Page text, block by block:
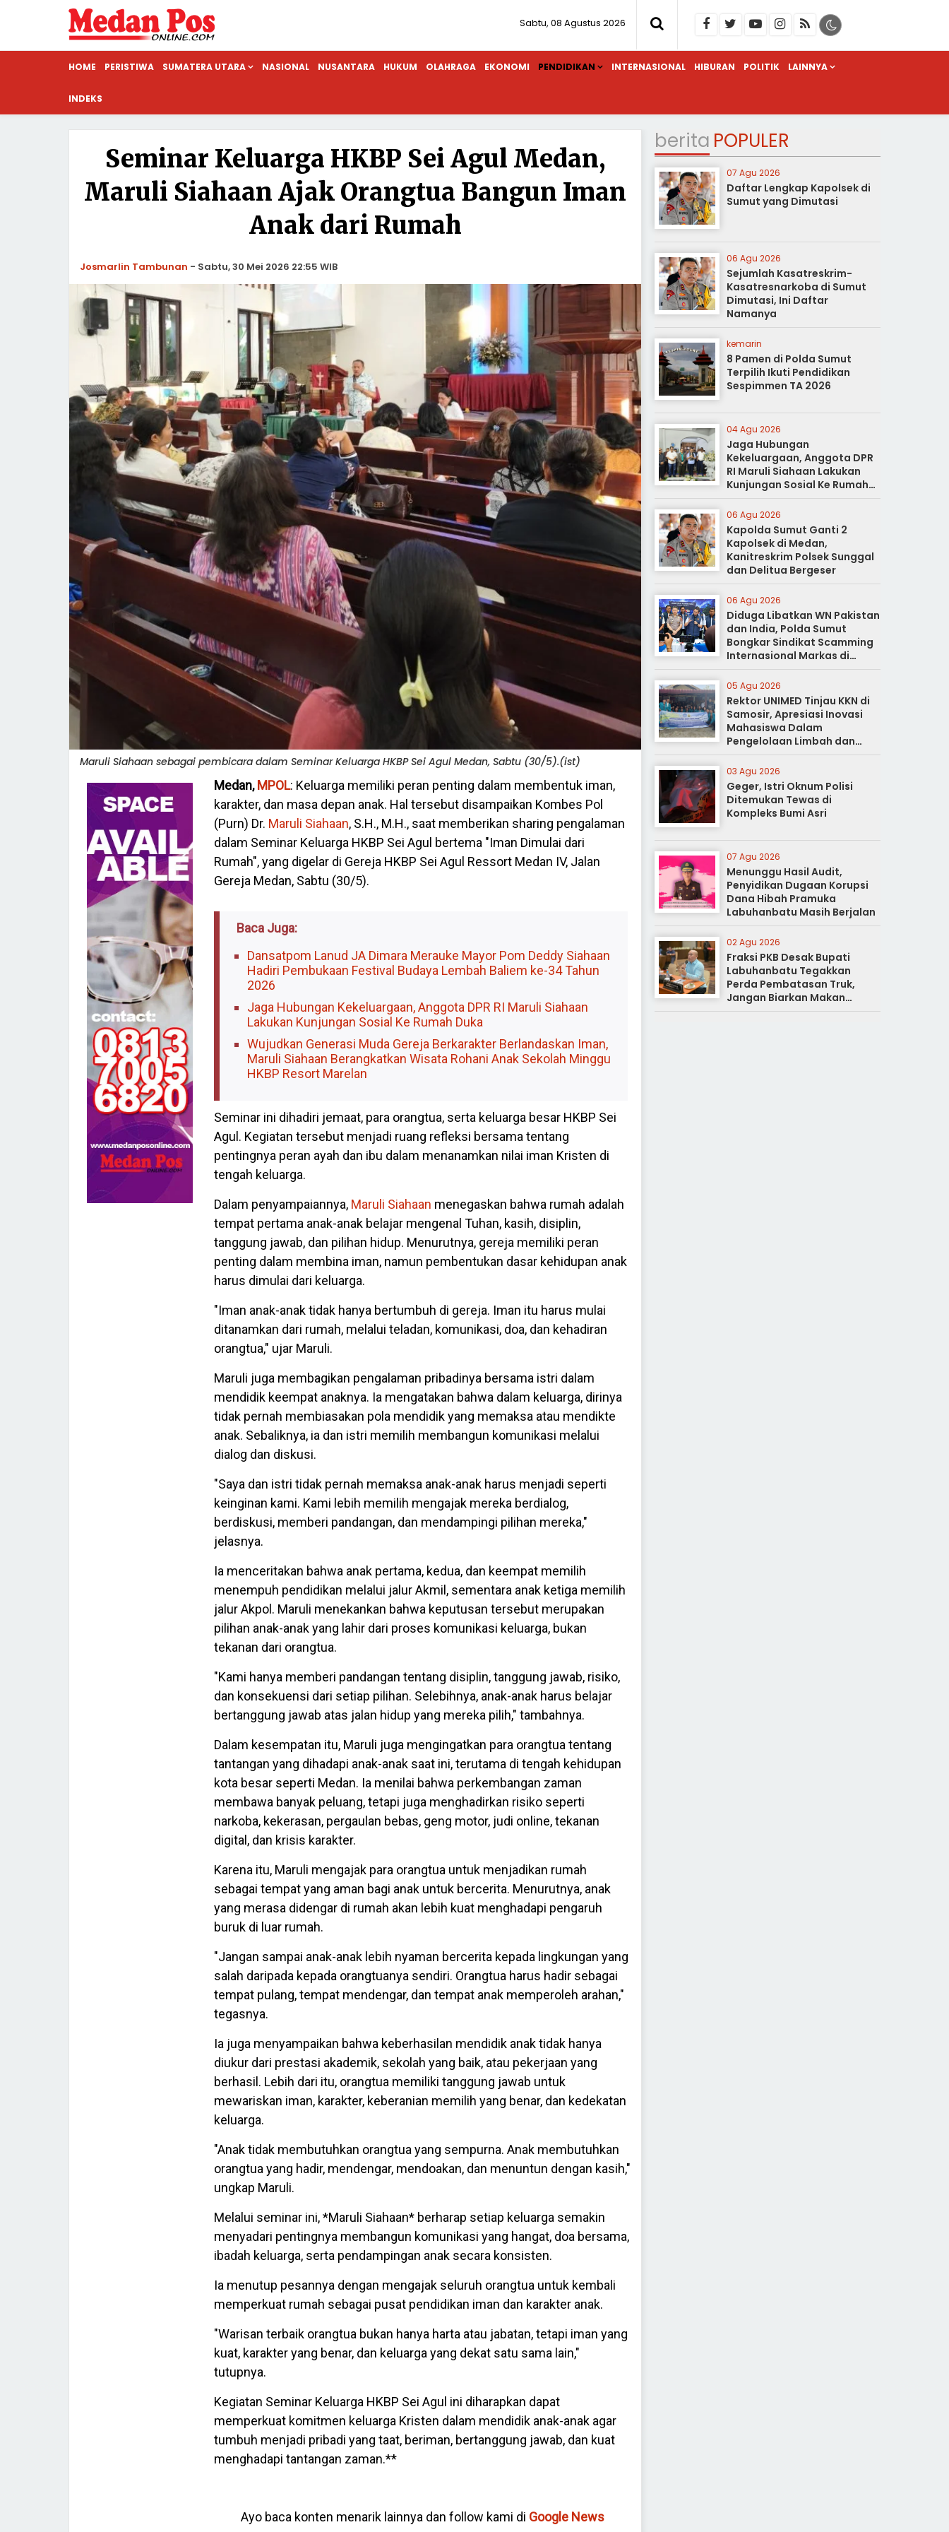
Sabtu, 08 Agustus 2026
HOME PERISTIWA SUMATERA UTARA NASIONAL NUSANTARA HUKUM OLAHRAGA EKONOMI PENDIDIKAN INTERNASIONAL HIBURAN POLITIK LAINNYA
INDEKS
Seminar Keluarga HKBP Sei Agul Medan,
Maruli Siahaan Ajak Orangtua Bangun Iman
Anak dari Rumah
Josmarlin Tambunan - Sabtu, 30 Mei 2026 22:55 WIB
Maruli Siahaan sebagai pembicara dalam Seminar Keluarga HKBP Sei Agul Medan, Sabtu (30/5).(ist)
Medan, MPOL: Keluarga memiliki peran penting dalam membentuk iman,
karakter, dan masa depan anak. Hal tersebut disampaikan Kombes Pol
(Purn) Dr. Maruli Siahaan, S.H., M.H., saat memberikan sharing pengalaman
dalam Seminar Keluarga HKBP Sei Agul bertema "Iman Dimulai dari
Rumah", yang digelar di Gereja HKBP Sei Agul Ressort Medan IV, Jalan
Gereja Medan, Sabtu (30/5).
Baca Juga:
Dansatpom Lanud JA Dimara Merauke Mayor Pom Deddy Siahaan
Hadiri Pembukaan Festival Budaya Lembah Baliem ke-34 Tahun
2026
Jaga Hubungan Kekeluargaan, Anggota DPR RI Maruli Siahaan
Lakukan Kunjungan Sosial Ke Rumah Duka
Wujudkan Generasi Muda Gereja Berkarakter Berlandaskan Iman,
Maruli Siahaan Berangkatkan Wisata Rohani Anak Sekolah Minggu
HKBP Resort Marelan
Seminar ini dihadiri jemaat, para orangtua, serta keluarga besar HKBP Sei
Agul. Kegiatan tersebut menjadi ruang refleksi bersama tentang
pentingnya peran ayah dan ibu dalam menanamkan nilai iman Kristen di
tengah keluarga.
Dalam penyampaiannya, Maruli Siahaan menegaskan bahwa rumah adalah
tempat pertama anak-anak belajar mengenal Tuhan, kasih, disiplin,
tanggung jawab, dan pilihan hidup. Menurutnya, gereja memiliki peran
penting dalam membina iman, namun pembentukan dasar kehidupan anak
harus dimulai dari keluarga.
"Iman anak-anak tidak hanya bertumbuh di gereja. Iman itu harus mulai
ditanamkan dari rumah, melalui teladan, komunikasi, doa, dan kehadiran
orangtua," ujar Maruli.
Maruli juga membagikan pengalaman pribadinya bersama istri dalam
mendidik keempat anaknya. Ia mengatakan bahwa dalam keluarga, dirinya
tidak pernah membiasakan pola mendidik yang memaksa atau mendikte
anak. Sebaliknya, ia dan istri memilih membangun komunikasi melalui
dialog dan diskusi.
"Saya dan istri tidak pernah memaksa anak-anak harus menjadi seperti
keinginan kami. Kami lebih memilih mengajak mereka berdialog,
berdiskusi, memberi pandangan, dan mendampingi pilihan mereka,"
jelasnya.
Ia menceritakan bahwa anak pertama, kedua, dan keempat memilih
menempuh pendidikan melalui jalur Akmil, sementara anak ketiga memilih
jalur Akpol. Maruli menekankan bahwa keputusan tersebut merupakan
pilihan anak-anak yang lahir dari proses komunikasi keluarga, bukan
tekanan dari orangtua.
"Kami hanya memberi pandangan tentang disiplin, tanggung jawab, risiko,
dan konsekuensi dari setiap pilihan. Selebihnya, anak-anak harus belajar
bertanggung jawab atas jalan hidup yang mereka pilih," tambahnya.
Dalam kesempatan itu, Maruli juga mengingatkan para orangtua tentang
tantangan yang dihadapi anak-anak saat ini, terutama di tengah kehidupan
kota besar seperti Medan. Ia menilai bahwa perkembangan zaman
membawa banyak peluang, tetapi juga menghadirkan risiko seperti
narkoba, kekerasan, pergaulan bebas, geng motor, judi online, tekanan
digital, dan krisis karakter.
Karena itu, Maruli mengajak para orangtua untuk menjadikan rumah
sebagai tempat yang aman bagi anak untuk bercerita. Menurutnya, anak
yang merasa didengar di rumah akan lebih kuat menghadapi pengaruh
buruk di luar rumah.
"Jangan sampai anak-anak lebih nyaman bercerita kepada lingkungan yang
salah daripada kepada orangtuanya sendiri. Orangtua harus hadir sebagai
tempat pulang, tempat mendengar, dan tempat anak memperoleh arahan,"
tegasnya.
Ia juga menyampaikan bahwa keberhasilan mendidik anak tidak hanya
diukur dari prestasi akademik, sekolah yang baik, atau pekerjaan yang
berhasil. Lebih dari itu, orangtua memiliki tanggung jawab untuk
mewariskan iman, karakter, keberanian memilih yang benar, dan kedekatan
keluarga.
"Anak tidak membutuhkan orangtua yang sempurna. Anak membutuhkan
orangtua yang hadir, mendengar, mendoakan, dan menuntun dengan kasih,"
ungkap Maruli.
Melalui seminar ini, *Maruli Siahaan* berharap setiap keluarga semakin
menyadari pentingnya membangun komunikasi yang hangat, doa bersama,
ibadah keluarga, serta pendampingan anak secara konsisten.
Ia menutup pesannya dengan mengajak seluruh orangtua untuk kembali
memperkuat rumah sebagai pusat pendidikan iman dan karakter anak.
"Warisan terbaik orangtua bukan hanya harta atau jabatan, tetapi iman yang
kuat, karakter yang benar, dan keluarga yang dekat satu sama lain,"
tutupnya.
Kegiatan Seminar Keluarga HKBP Sei Agul ini diharapkan dapat
memperkuat komitmen keluarga Kristen dalam mendidik anak-anak agar
tumbuh menjadi pribadi yang taat, beriman, bertanggung jawab, dan kuat
menghadapi tantangan zaman.**
Ayo baca konten menarik lainnya dan follow kami di Google News
berita POPULER
07 Agu 2026
Daftar Lengkap Kapolsek di
Sumut yang Dimutasi
06 Agu 2026
Sejumlah Kasatreskrim-
Kasatresnarkoba di Sumut
Dimutasi, Ini Daftar
Namanya
kemarin
8 Pamen di Polda Sumut
Terpilih Ikuti Pendidikan
Sespimmen TA 2026
04 Agu 2026
Jaga Hubungan
Kekeluargaan, Anggota DPR
RI Maruli Siahaan Lakukan
Kunjungan Sosial Ke Rumah
Duka
06 Agu 2026
Kapolda Sumut Ganti 2
Kapolsek di Medan,
Kanitreskrim Polsek Sunggal
dan Delitua Bergeser
06 Agu 2026
Diduga Libatkan WN Pakistan
dan India, Polda Sumut
Bongkar Sindikat Scamming
Internasional Markas di
Apartemen Podomoro
05 Agu 2026
Rektor UNIMED Tinjau KKN di
Samosir, Apresiasi Inovasi
Mahasiswa Dalam
Pengelolaan Limbah dan
Pertanian Ramah Lingkungan
03 Agu 2026
Geger, Istri Oknum Polisi
Ditemukan Tewas di
Kompleks Bumi Asri
07 Agu 2026
Menunggu Hasil Audit,
Penyidikan Dugaan Korupsi
Dana Hibah Pramuka
Labuhanbatu Masih Berjalan
02 Agu 2026
Fraksi PKB Desak Bupati
Labuhanbatu Tegakkan
Perda Pembatasan Truk,
Jangan Biarkan Makan
Korban